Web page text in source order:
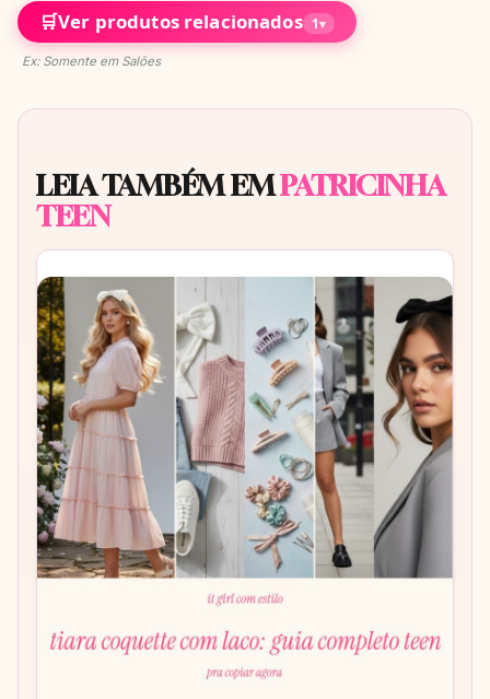
🛒Ver produtos relacionados 1▾
Ex: Somente em Salões
LEIA TAMBÉM EMPATRICINHA
TEEN